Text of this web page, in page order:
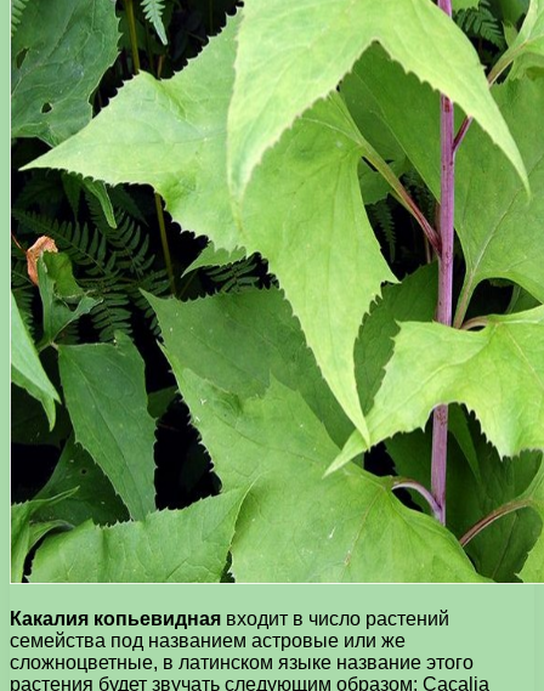
Какалия копьевидная входит в число растений
семейства под названием астровые или же
сложноцветные, в латинском языке название этого
растения будет звучать следующим образом: Сасаliа